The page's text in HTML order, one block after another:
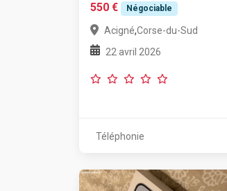
550 €
Négociable
Acigné,Corse-du-Sud
22 avril 2026
Téléphonie